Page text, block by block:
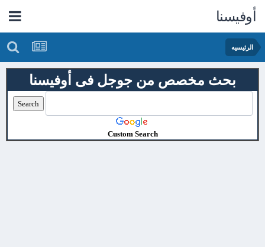
أوفيسنا
الرئيسيه
بحث مخصص من جوجل فى أوفيسنا
Custom Search